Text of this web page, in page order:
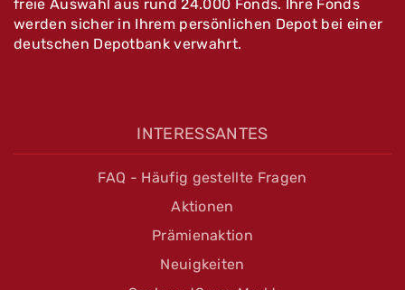
freie Auswahl aus rund 24.000 Fonds. Ihre Fonds
werden sicher in Ihrem persönlichen Depot bei einer
deutschen Depotbank verwahrt.
INTERESSANTES
FAQ - Häufig gestellte Fragen
Aktionen
Prämienaktion
Neuigkeiten